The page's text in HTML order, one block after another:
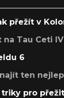
přežít v
Tau Ceti IV
6
ten
triky pro